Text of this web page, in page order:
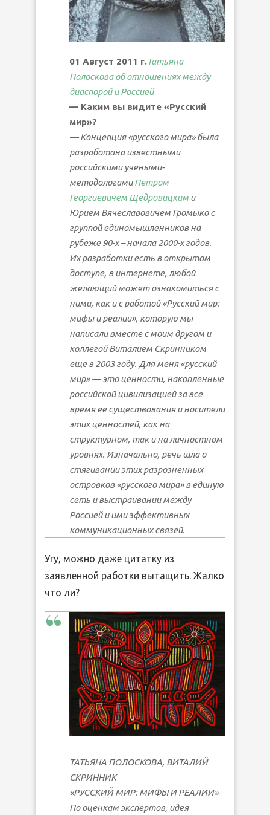
01 Август 2011 г.Татьяна
Полоскова об отношениях между
диаспорой и Россией
— Каким вы видите «Русский
мир»?
— Концепция «русского мира» была
разработана известными
российскими учеными-
методологамиПетром
Георгиевичем Щедровицким и
Юрием Вячеславовичем Громыко с
группой единомышленников на
рубеже 90-х – начала 2000-х годов.
Их разработки есть в открытом
доступе, в интернете, любой
желающий может ознакомиться с
ними, как и с работой «Русский мир:
мифы и реалии», которую мы
написали вместе с моим другом и
коллегой Виталием Скринником
еще в 2003 году. Для меня «русский
мир» — это ценности, накопленные
российской цивилизацией за все
время ее существования и носители
этих ценностей, как на
структурном, так и на личностном
уровнях. Изначально, речь шла о
стягивании этих разрозненных
островков «русского мира» в единую
сеть и выстраивании между
Россией и ими эффективных
коммуникационных связей.
Угу, можно даже цитатку из
заявленной работки вытащить. Жалко
что ли?
ТАТЬЯНА ПОЛОСКОВА, ВИТАЛИЙ
СКРИННИК
«РУССКИЙ МИР: МИФЫ И РЕАЛИИ»
По оценкам экспертов, идея